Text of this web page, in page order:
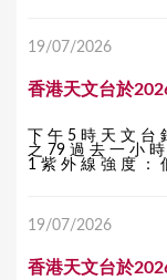
19/07/2026
香港天文台於
下 午 5 時 天 文 台
之 79 過 去 一 小
1 紫 外 線 強 度 ：
19/07/2026
香港天文台於